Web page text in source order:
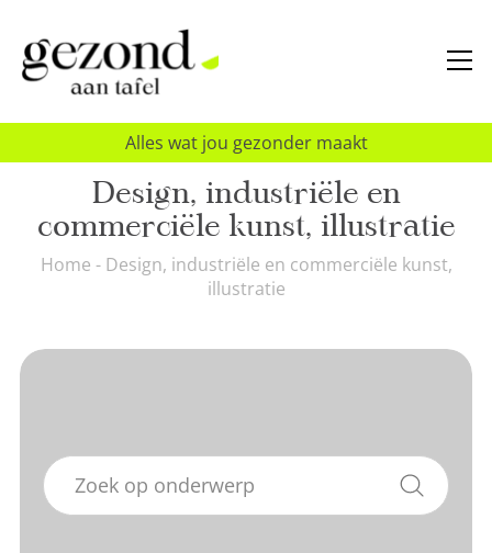
Alles wat jou gezonder maakt
Design, industriële en
commerciële kunst, illustratie
Home - Design, industriële en commerciële kunst,
illustratie